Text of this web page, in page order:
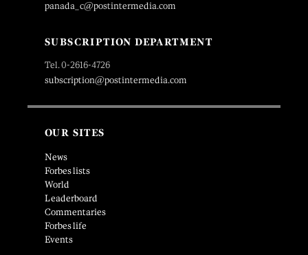
panada_c@postintermedia.com
SUBSCRIPTION DEPARTMENT
Tel. 0-2616-4726
subscription@postintermedia.com
OUR SITES
News
Forbes lists
World
Leaderboard
Commentaries
Forbes life
Events